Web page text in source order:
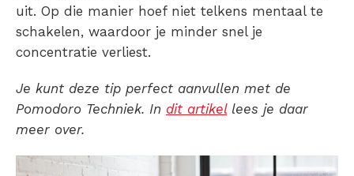
uit. Op die manier hoef niet telkens mentaal te
schakelen, waardoor je minder snel je
concentratie verliest.
Je kunt deze tip perfect aanvullen met de
Pomodoro Techniek. In dit artikellees je daar
meer over.